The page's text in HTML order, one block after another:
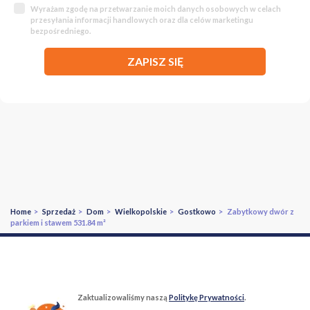
Wyrażam zgodę na przetwarzanie moich danych osobowych w celach
przesyłania informacji handlowych oraz dla celów marketingu
bezpośredniego.
ZAPISZ SIĘ
Home > Sprzedaż > Dom > Wielkopolskie > Gostkowo > Zabytkowy dwór z
parkiem i stawem 531.84 m²
Zaktualizowaliśmy naszą Politykę Prywatności.